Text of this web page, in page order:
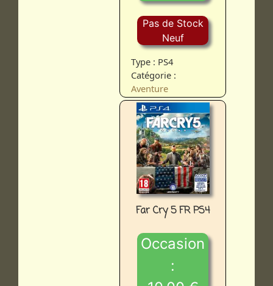
Pas de Stock
Neuf
Type : PS4
Catégorie :
Aventure
Far Cry 5 FR PS4
Occasion
: